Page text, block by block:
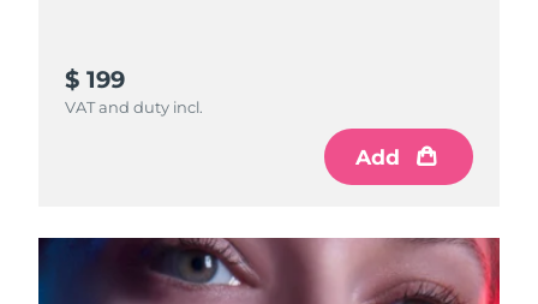
$ 199
VAT and duty incl.
Add
Svezia
Consegna stimata 8/9/26
8/13/26